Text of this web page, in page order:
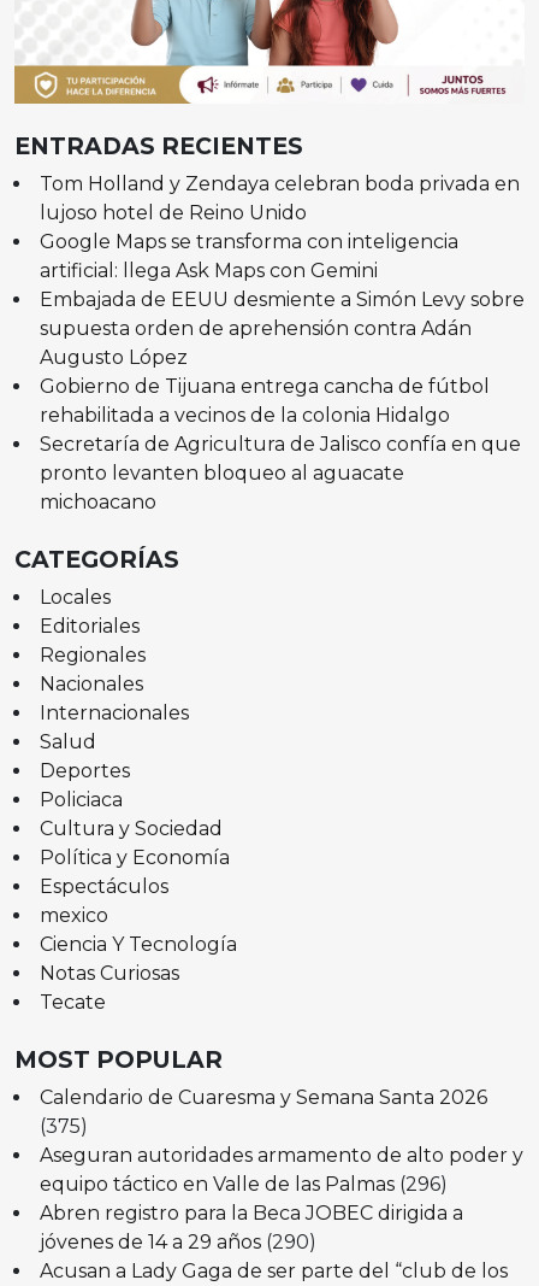
ENTRADAS RECIENTES
Tom Holland y Zendaya celebran boda privada en
lujoso hotel de Reino Unido
Google Maps se transforma con inteligencia
artificial: llega Ask Maps con Gemini
Embajada de EEUU desmiente a Simón Levy sobre
supuesta orden de aprehensión contra Adán
Augusto López
Gobierno de Tijuana entrega cancha de fútbol
rehabilitada a vecinos de la colonia Hidalgo
Secretaría de Agricultura de Jalisco confía en que
pronto levanten bloqueo al aguacate
michoacano
CATEGORÍAS
Locales
Editoriales
Regionales
Nacionales
Internacionales
Salud
Deportes
Policiaca
Cultura y Sociedad
Política y Economía
Espectáculos
mexico
Ciencia Y Tecnología
Notas Curiosas
Tecate
MOST POPULAR
Calendario de Cuaresma y Semana Santa 2026
(375)
Aseguran autoridades armamento de alto poder y
equipo táctico en Valle de las Palmas (296)
Abren registro para la Beca JOBEC dirigida a
jóvenes de 14 a 29 años (290)
Acusan a Lady Gaga de ser parte del “club de los